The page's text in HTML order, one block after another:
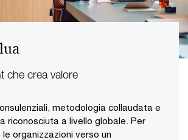
che crea valore
metodologia collaudata e
riconosciuta a livello globale. Per
organizzazioni verso un